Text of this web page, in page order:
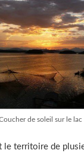
de soleil sur le lac
le territoire de